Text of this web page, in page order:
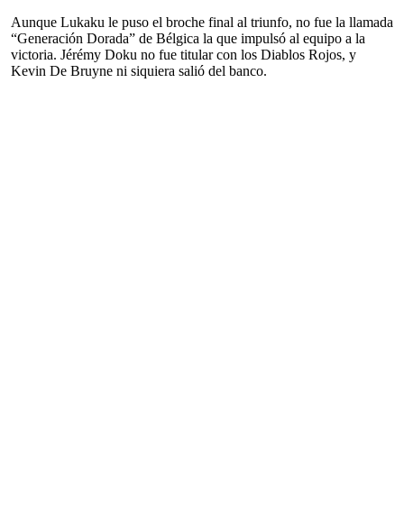
Aunque Lukaku le puso el broche final al triunfo, no fue la llamada
“Generación Dorada” de Bélgica la que impulsó al equipo a la
victoria. Jérémy Doku no fue titular con los Diablos Rojos, y
Kevin De Bruyne ni siquiera salió del banco.